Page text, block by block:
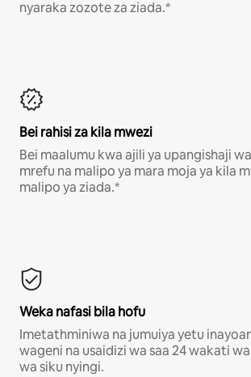
nyaraka zozote za ziada.*
Bei rahisi za kila mwezi
Bei maalumu kwa ajili ya upangishaji
mrefu na malipo ya mara moja ya kila
malipo ya ziada.*
Weka nafasi bila hofu
Imetathminiwa na jumuiya yetu
wageni na usaidizi wa saa 24 wakati
wa siku nyingi.